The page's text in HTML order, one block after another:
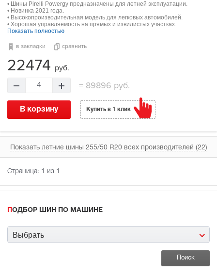
• Шины Pirelli Powergy предназначены для летней эксплуатации.
• Новинка 2021 года.
• Высокопроизводительная модель для легковых автомобилей.
• Хорошая управляемость на прямых и извилистых участках.
Показать полностью
в закладки сравнить
22474 руб.
4 = 89896 руб.
В корзину Купить в 1 клик
Показать летние шины 255/50 R20 всех производителей (22)
Страница: 1 из 1
ПОДБОР ШИН ПО МАШИНЕ
Выбрать